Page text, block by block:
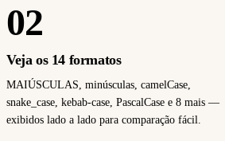
02
Veja os 14 formatos
MAIÚSCULAS, minúsculas, camelCase,
snake_case, kebab-case, PascalCase e 8 mais —
exibidos lado a lado para comparação fácil.